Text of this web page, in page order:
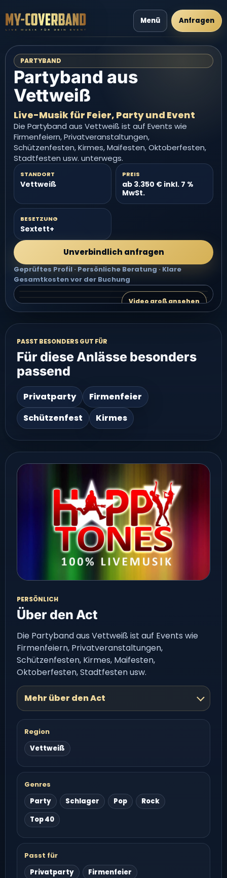
Menü Anfragen
PARTYBAND
Partyband aus
Vettweiß
Live-Musik für Feier, Party und Event
Die Partyband aus Vettweiß ist auf Events wie
Firmenfeiern, Privatveranstaltungen,
Schützenfesten, Kirmes, Maifesten, Oktoberfesten,
Stadtfesten usw. unterwegs.
STANDORT
Vettweiß
PREIS
ab 3.350 € inkl. 7 %
MwSt.
BESETZUNG
Sextett+
Unverbindlich anfragen
Geprüftes Profil · Persönliche Beratung · Klare
Gesamtkosten vor der Buchung
Video groß ansehen
Video 2 groß ansehen
VIDEO 3
PASST BESONDERS GUT FÜR
Für diese Anlässe besonders
passend
Privatparty
Firmenfeier
Schützenfest
Kirmes
PERSÖNLICH
Über den Act
Die Partyband aus Vettweiß ist auf Events wie
Firmenfeiern, Privatveranstaltungen,
Schützenfesten, Kirmes, Maifesten,
Oktoberfesten, Stadtfesten usw.
Mehr über den Act
Region
Vettweiß
Genres
Party
Schlager Pop
Rock
Top 40
Passt für
Privatparty
Firmenfeier